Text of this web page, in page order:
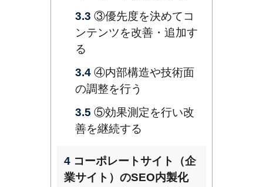
3.3 ③優先度を決めてコ
ンテンツを改善・追加す
る
3.4 ④内部構造や技術面
の調整を行う
3.5 ⑤効果測定を行い改
善を継続する
4 コーポレートサイト（企
業サイト）のSEO内製化